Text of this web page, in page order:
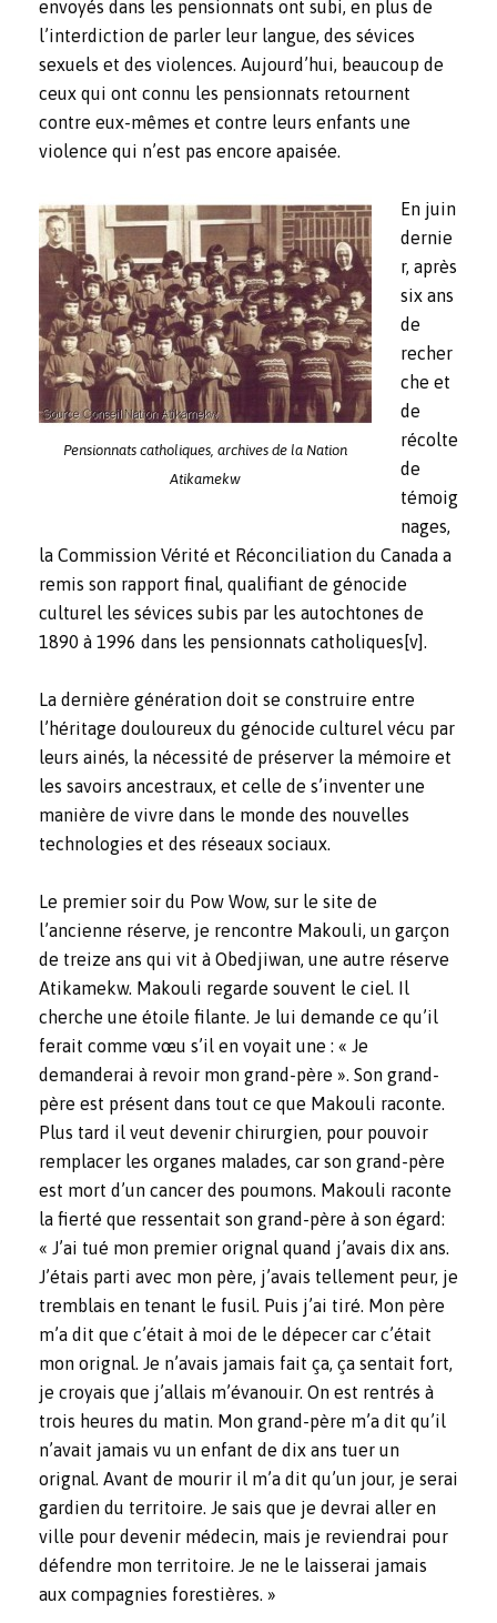
envoyés dans les pensionnats ont subi, en plus de
l’interdiction de parler leur langue, des sévices
sexuels et des violences. Aujourd’hui, beaucoup de
ceux qui ont connu les pensionnats retournent
contre eux-mêmes et contre leurs enfants une
violence qui n’est pas encore apaisée.
Pensionnats catholiques, archives de la Nation
Atikamekw
En juin
dernie
r, après
six ans
de
recher
che et
de
récolte
de
témoig
nages,
la Commission Vérité et Réconciliation du Canada a
remis son rapport final, qualifiant de génocide
culturel les sévices subis par les autochtones de
1890 à 1996 dans les pensionnats catholiques [v].
La dernière génération doit se construire entre
l’héritage douloureux du génocide culturel vécu par
leurs ainés, la nécessité de préserver la mémoire et
les savoirs ancestraux, et celle de s’inventer une
manière de vivre dans le monde des nouvelles
technologies et des réseaux sociaux.
Le premier soir du Pow Wow, sur le site de
l’ancienne réserve, je rencontre Makouli, un garçon
de treize ans qui vit à Obedjiwan, une autre réserve
Atikamekw. Makouli regarde souvent le ciel. Il
cherche une étoile filante. Je lui demande ce qu’il
ferait comme vœu s’il en voyait une : « Je
demanderai à revoir mon grand-père ». Son grand-
père est présent dans tout ce que Makouli raconte.
Plus tard il veut devenir chirurgien, pour pouvoir
remplacer les organes malades, car son grand-père
est mort d’un cancer des poumons. Makouli raconte
la fierté que ressentait son grand-père à son égard:
« J’ai tué mon premier orignal quand j’avais dix ans.
J’étais parti avec mon père, j’avais tellement peur, je
tremblais en tenant le fusil. Puis j’ai tiré. Mon père
m’a dit que c’était à moi de le dépecer car c’était
mon orignal. Je n’avais jamais fait ça, ça sentait fort,
je croyais que j’allais m’évanouir. On est rentrés à
trois heures du matin. Mon grand-père m’a dit qu’il
n’avait jamais vu un enfant de dix ans tuer un
orignal. Avant de mourir il m’a dit qu’un jour, je serai
gardien du territoire. Je sais que je devrai aller en
ville pour devenir médecin, mais je reviendrai pour
défendre mon territoire. Je ne le laisserai jamais
aux compagnies forestières. »